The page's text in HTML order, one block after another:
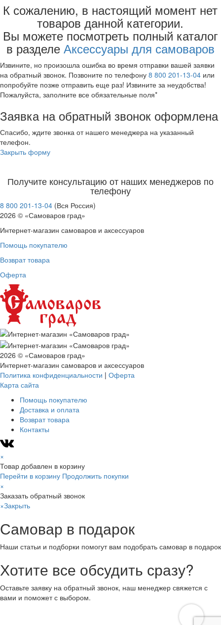
Для топки и розжига
Дровницы
Подносы
Сахарницы
Столики для самоваров
Сувениры, книги
Трубы
Уход за самоваром
Чайники
Свернуть категории
Свернуть категории
К сожалению, в настоящий момент нет
товаров данной категории.
Вы можете посмотреть полный каталог
в разделе Аксессуары для самоваров
Извините, но произошла ошибка во время отправки вашей заявки
на обратный звонок. Позвоните по телефону 8 800 201-13-04 или
попробуйте позже отправить еще раз! Извините за неудобства!
Пожалуйста, заполните все обязательные поля*
Заявка на обратный звонок оформлена
Спасибо, ждите звонка от нашего менеджера на указанный
телефон.
Закрыть форму
Получите консультацию от наших менеджеров по
телефону
8 800 201-13-04 (Вся Россия)
2026 © «Самоваров град»
Интернет-магазин самоваров и аксессуаров
Помощь покупателю
Возврат товара
Оферта
2026 © «Самоваров град»
Интернет-магазин самоваров и аксессуаров
Политика конфиденциальности | Оферта
Карта сайта
Помощь покупателю
Доставка и оплата
Возврат товара
Контакты
×
Товар добавлен в корзину
Перейти в корзину Продолжить покупки
×
Заказать обратный звонок
×Закрыть
Самовар в подарок
Наши статьи и подборки помогут вам подобрать самовар в подарок
Хотите все обсудить сразу?
Оставьте заявку на обратный звонок, наш менеджер свяжется с
вами и поможет с выбором.